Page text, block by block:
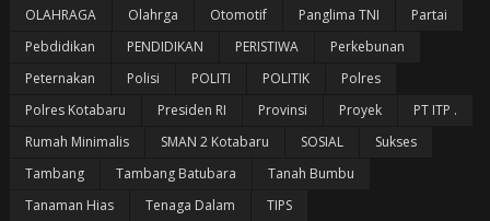
OLAHRAGA
Olahrga Otomotif Panglima TNI
Partai
Pebdidikan
PENDIDIKAN PERISTIWA
Perkebunan
Peternakan
Polisi POLITI POLITIK
Polres
Polres Kotabaru
Presiden RI Provinsi Proyek
PT ITP .
Rumah Minimalis
SMAN 2 Kotabaru SOSIAL
Sukses
Tambang
Tambang Batubara
Tanah Bumbu
Tanaman Hias
Tenaga Dalam
TIPS